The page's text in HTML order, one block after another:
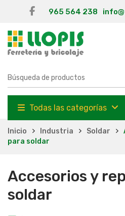
965 564 238
Todas las categorías
Inicio Industria Soldar
para soldar
Accesorios y
soldar